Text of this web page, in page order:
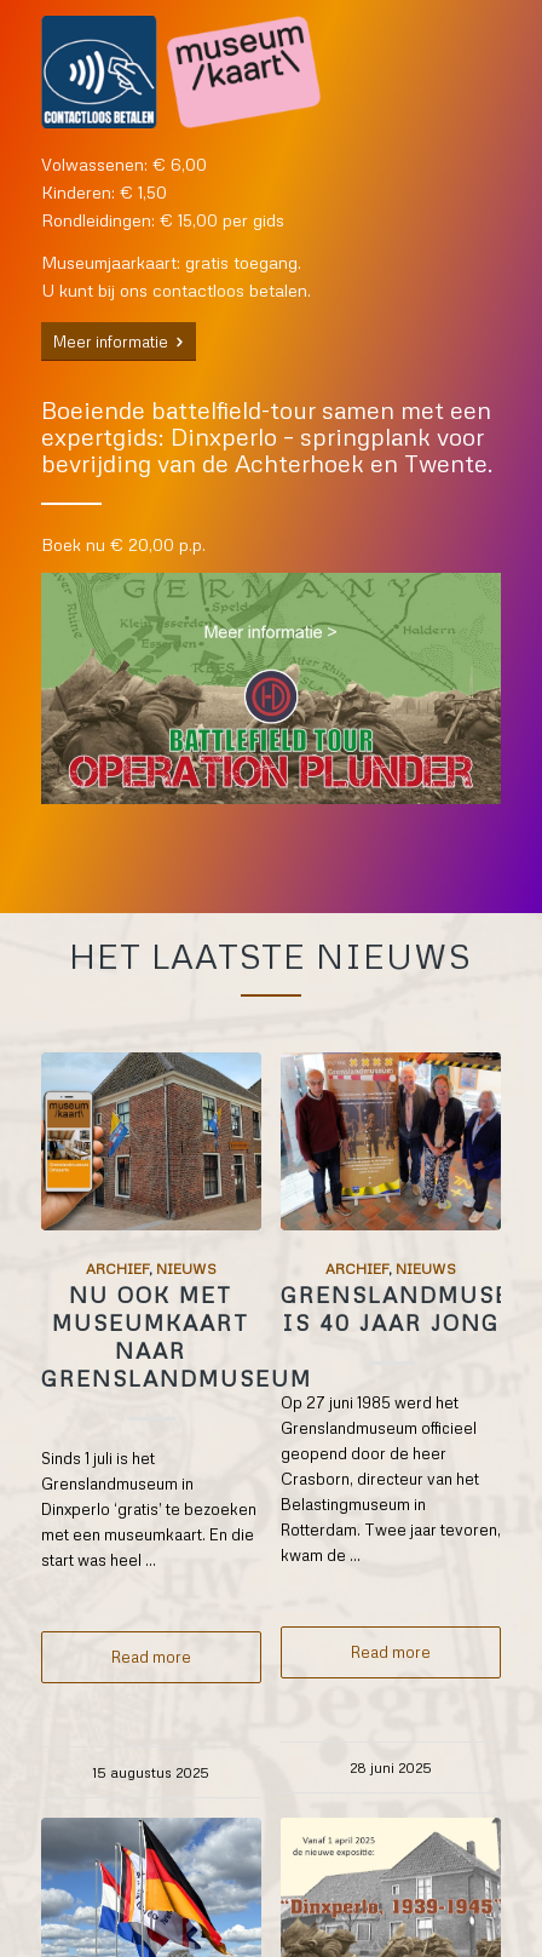
Volwassenen: € 6,00
Kinderen: € 1,50
Rondleidingen: € 15,00 per gids
Museumjaarkaart: gratis toegang.
U kunt bij ons contactloos betalen.
Meer informatie
Boeiende battelfield-tour samen met een
expertgids: Dinxperlo – springplank voor
bevrijding van de Achterhoek en Twente.
Boek nu € 20,00 p.p.
HET LAATSTE NIEUWS
ARCHIEF, NIEUWS
NU OOK MET
MUSEUMKAART
NAAR
GRENSLANDMUSEUM
Sinds 1 juli is het
Grenslandmuseum in
Dinxperlo ‘gratis’ te bezoeken
met een museumkaart. En die
start was heel ...
Read more
15 augustus 2025
ARCHIEF, NIEUWS
IS 40 JAAR JONG
Op 27 juni 1985 werd het
Grenslandmuseum officieel
geopend door de heer
Crasborn, directeur van het
Belastingmuseum in
Rotterdam. Twee jaar tevoren,
kwam de ...
Read more
28 juni 2025